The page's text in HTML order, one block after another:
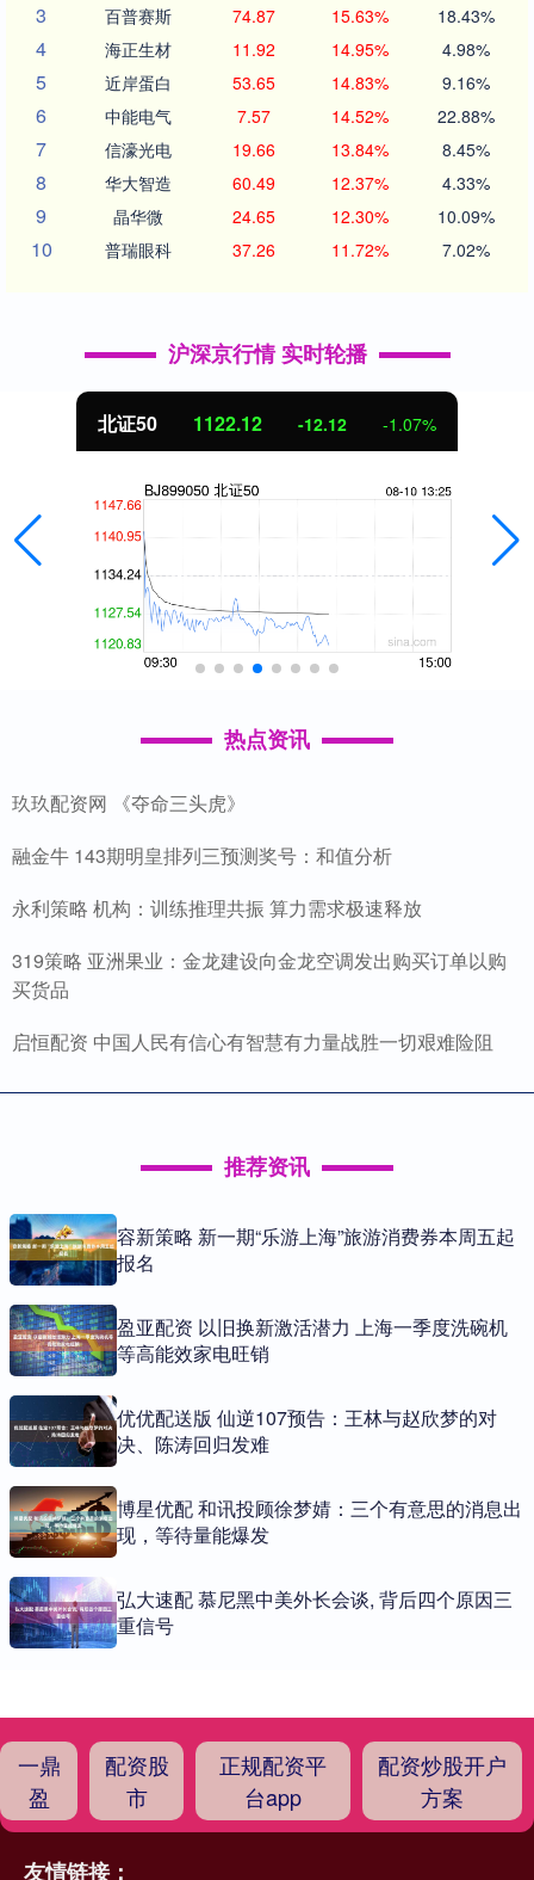
3 百普赛斯 74.87 15.63% 18.43%
4 海正生材 11.92 14.95% 4.98%
5 近岸蛋白 53.65 14.83% 9.16%
6 中能电气 7.57 14.52% 22.88%
7 信濠光电 19.66 13.84% 8.45%
8 华大智造 60.49 12.37% 4.33%
9 晶华微 24.65 12.30% 10.09%
10 普瑞眼科 37.26 11.72% 7.02%
沪深京行情 实时轮播
北证50 1122.39 -11.85 -1.04%
热点资讯
玖玖配资网 《夺命三头虎》
融金牛 143期明皇排列三预测奖号：和值分析
永利策略 机构：训练推理共振 算力需求极速释放
319策略 亚洲果业：金龙建设向金龙空调发出购买订单以购
买货品
启恒配资 中国人民有信心有智慧有力量战胜一切艰难险阻
推荐资讯
容新策略 新一期“乐游上海”旅游消费券本周五起
报名
盈亚配资 以旧换新激活潜力 上海一季度洗碗机
等高能效家电旺销
优优配送版 仙逆107预告：王林与赵欣梦的对
决、陈涛回归发难
博星优配 和讯投顾徐梦婧：三个有意思的消息出
现，等待量能爆发
弘大速配 慕尼黑中美外长会谈, 背后四个原因三
重信号
一鼎
盈
配资股
市
正规配资平
台app
配资炒股开户
方案
友情链接：